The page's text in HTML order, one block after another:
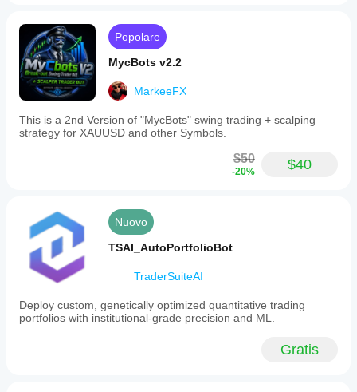
Popolare
MycBots v2.2
MarkeeFX
This is a 2nd Version of "MycBots" swing trading + scalping
strategy for XAUUSD and other Symbols.
$50
-20% $40
Nuovo
TSAI_AutoPortfolioBot
TraderSuiteAI
Deploy custom, genetically optimized quantitative trading
portfolios with institutional-grade precision and ML.
Gratis